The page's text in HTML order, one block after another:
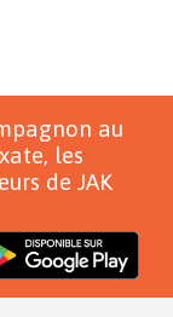
au
les
de JAK